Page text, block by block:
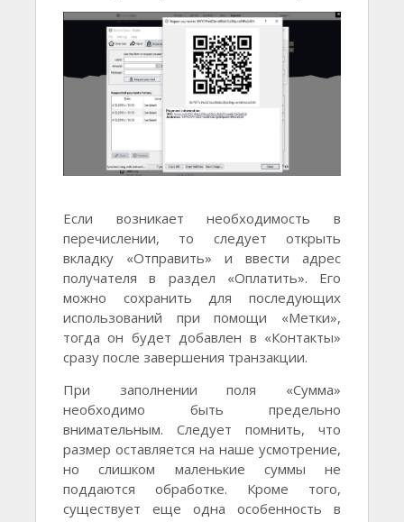
Если возникает необходимость в
перечислении, то следует открыть
вкладку «Отправить» и ввести адрес
получателя в раздел «Оплатить». Его
можно сохранить для последующих
использований при помощи «Метки»,
тогда он будет добавлен в «Контакты»
сразу после завершения транзакции.
При заполнении поля «Сумма»
необходимо быть предельно
внимательным. Следует помнить, что
размер оставляется на наше усмотрение,
но слишком маленькие суммы не
поддаются обработке. Кроме того,
существует еще одна особенность в